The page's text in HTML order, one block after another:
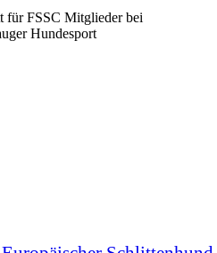
für FSSC Mitglieder bei
Hundesport